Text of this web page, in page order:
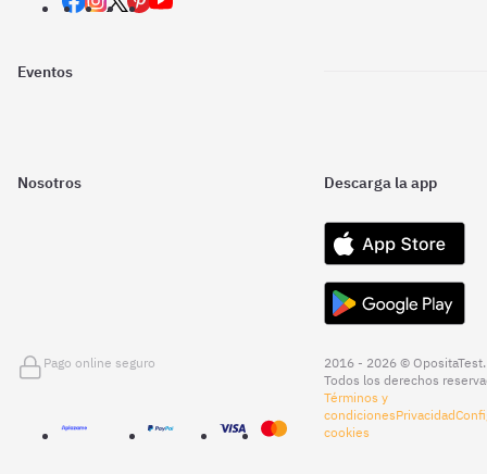
Eventos
Nosotros Descarga la app
Pago online seguro
2016 - 2026 © OpositaTest.
Todos los derechos
Términos y
condicionesPrivacidad
cookies